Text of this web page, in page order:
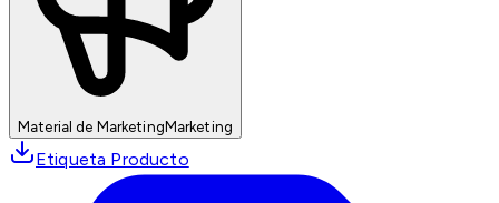
Material de MarketingMarketing
Etiqueta Producto